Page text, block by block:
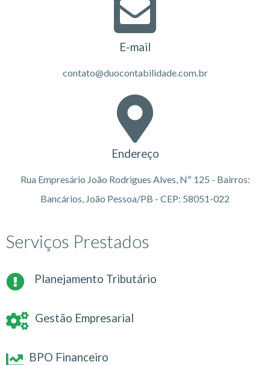
E-mail
contato@duocontabilidade.com.br
Endereço
Rua Empresário João Rodrigues Alves, Nº 125 - Bairros:
Bancários, João Pessoa/PB - CEP: 58051-022
Serviços Prestados
Planejamento Tributário
Gestão Empresarial
BPO Financeiro